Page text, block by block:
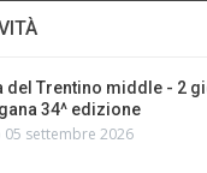
del Trentino middle - 2
34^ edizione
05 settembre 2026